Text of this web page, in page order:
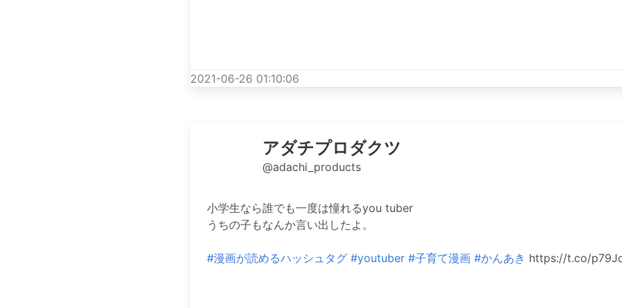
2021-06-26 01:10:06
アダチプロダクツ
@adachi_products
小学生なら誰でも一度は憧れるyou tuber
うちの子もなんか言い出したよ。
#漫画が読めるハッシュタグ #youtuber #子育て漫画 #かんあき https://t.co/